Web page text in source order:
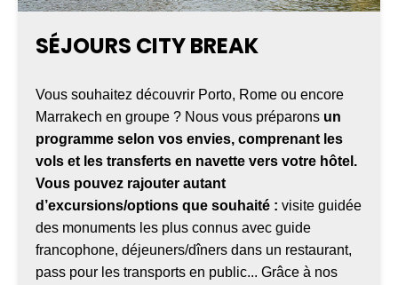
SÉJOURS CITY BREAK
Vous souhaitez découvrir Porto, Rome ou encore
Marrakech en groupe ? Nous vous préparons un
programme selon vos envies, comprenant les
vols et les transferts en navette vers votre hôtel.
Vous pouvez rajouter autant
d’excursions/options que souhaité : visite guidée
des monuments les plus connus avec guide
francophone, déjeuners/dîners dans un restaurant,
pass pour les transports en public... Grâce à nos